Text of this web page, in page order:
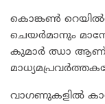
കൊങ്കൺ
ചെയർമാനും
കുമാർ ഝാ ആണ്
വാഗണുകളിൽ